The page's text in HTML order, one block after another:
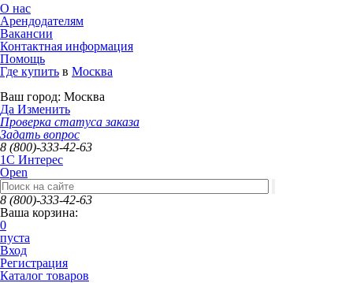
О нас
Арендодателям
Вакансии
Контактная информация
Помощь
Где купить в Москва
Ваш город: Москва
Да Изменить
Проверка статуса заказа
Задать вопрос
8 (800)-333-42-63
1C Интерес
Open
8 (800)-333-42-63
Ваша корзина:
0
пуста
Вход
Регистрация
Каталог товаров